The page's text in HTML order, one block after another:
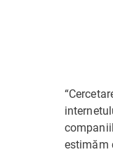
estimăm